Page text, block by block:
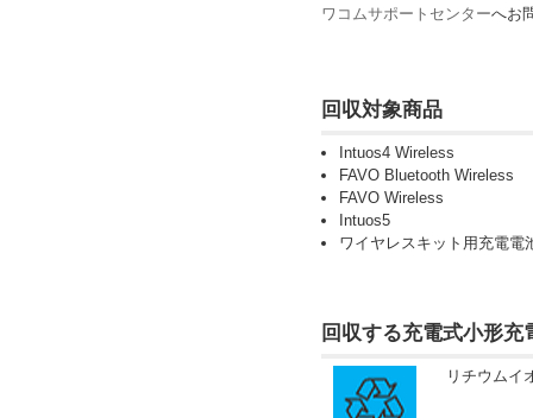
ワコムサポートセンターへお
回収対象商品
Intuos4 Wireless
FAVO Bluetooth Wireless
FAVO Wireless
Intuos5
ワイヤレスキット用充電電
回収する充電式小形
リチウムイ